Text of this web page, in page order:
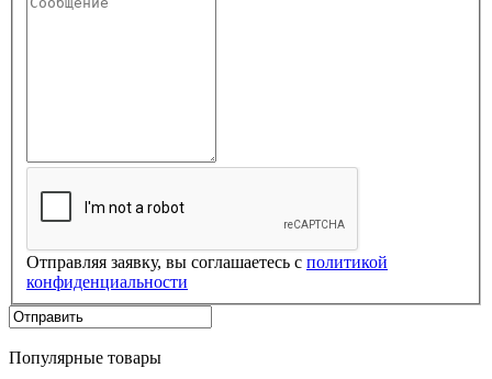
Отправляя заявку, вы соглашаетесь с политикой
конфиденциальности
Популярные товары